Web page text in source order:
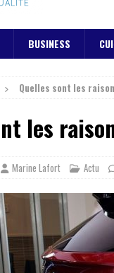
BUSINESS
Quelles sont les
les
Marine Lafort Actu